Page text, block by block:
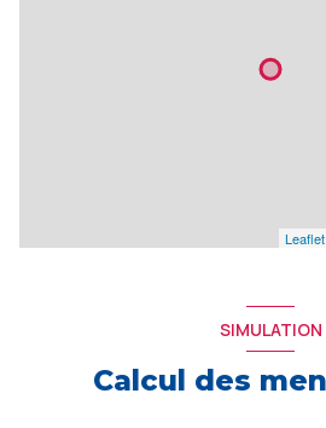
Leaflet
SIMULATION
Calcul des